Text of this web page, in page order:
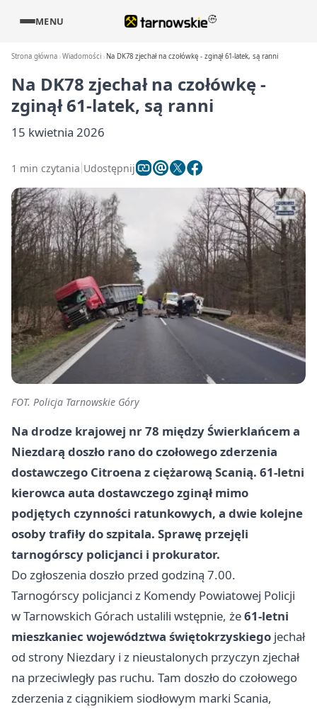
MENU
Strona główna Wiadomości Na DK78 zjechał na czołówkę - zginął 61-latek, są ranni
Na DK78 zjechał na czołówkę -
zginął 61-latek, są ranni
15 kwietnia 2026
1 min czytania Udostępnij
FOT. Policja Tarnowskie Góry
Na drodze krajowej nr 78 między Świerklańcem a
Niezdarą doszło rano do czołowego zderzenia
dostawczego Citroena z ciężarową Scanią. 61-letni
kierowca auta dostawczego zginął mimo
podjętych czynności ratunkowych, a dwie kolejne
osoby trafiły do szpitala. Sprawę przejęli
tarnogórscy policjanci i prokurator.
Do zgłoszenia doszło przed godziną 7.00.
Tarnogórscy policjanci z Komendy Powiatowej Policji
w Tarnowskich Górach ustalili wstępnie, że61-letni
mieszkaniec województwa świętokrzyskiego jechał
od strony Niezdary i z nieustalonych przyczyn zjechał
na przeciwległy pas ruchu. Tam doszło do czołowego
zderzenia z ciągnikiem siodłowym marki Scania,